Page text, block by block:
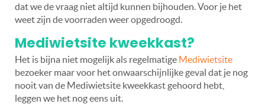
dat we de vraag niet altijd kunnen bijhouden. Voor je het
weet zijn de voorraden weer opgedroogd.
Mediwietsite kweekkast?
Het is bijna niet mogelijk als regelmatige Mediwietsite
bezoeker maar voor het onwaarschijnlijke geval dat je nog
nooit van de Mediwietsite kweekkast gehoord hebt,
leggen we het nog eens uit.